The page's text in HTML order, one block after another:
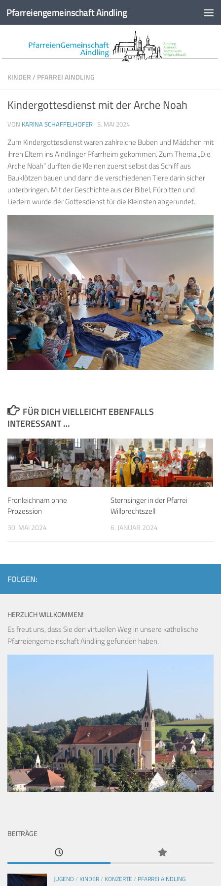
Zum Inhalt springen
Pfarreiengemeinschaft Aindling
KINDER/PFARREI AINDLING
Kindergottesdienst mit der Arche Noah
VON KARINA SCHAFFELHOFER · 5. MAI 2024
Zum Kindergottesdienst waren zahlreiche Buben und Mädchen mit
ihren Eltern ins Aindlinger Pfarrheim gekommen. Zum Thema „Die
Arche Noah“ durften die Kleinen zuerst selbst das Schiff aus
Bauklötzen bauen und dann die verschiedenen Tiere darin sicher
unterbringen. Mit der Geschichte aus der Bibel, Fürbitten und
Liedern wurde der Gottesdienst für die Kleinsten abgerundet.
FÜR DICH VIELLEICHT EBENFALLS
INTERESSANT …
Fronleichnam ohne
Prozession
30. MAI 2024
Sternsinger in der Pfarrei
Willprechtszell
6. JANUAR 2024
FOLGEN:
HERZLICH WILLKOMMEN!
Es freut uns, dass Sie den virtuellen Weg in unsere katholische
Pfarreiengemeinschaft Aindling gefunden haben.
BEITRÄGE
JUGEND / KINDER/ KONZERTE / PFARREI AINDLING